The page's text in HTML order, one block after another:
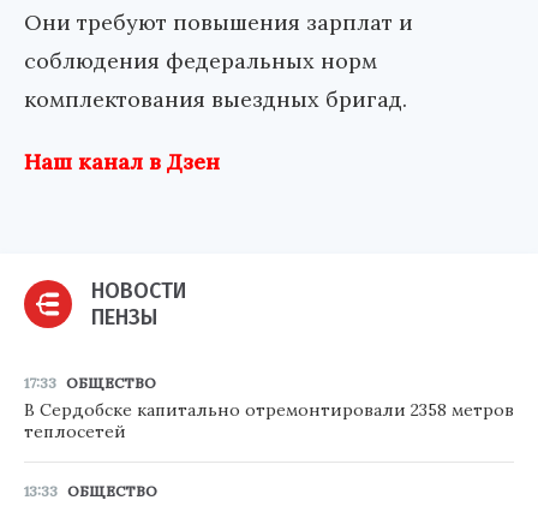
Они требуют повышения зарплат и
соблюдения федеральных норм
комплектования выездных бригад.
Наш канал в Дзен
НОВОСТИ
ПЕНЗЫ
17:33 ОБЩЕСТВО
В Сердобске капитально отремонтировали 2358 метров
теплосетей
13:33 ОБЩЕСТВО